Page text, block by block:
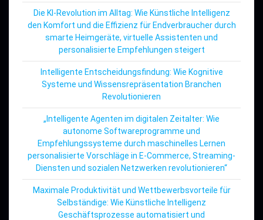
Die KI-Revolution im Alltag: Wie Künstliche Intelligenz
den Komfort und die Effizienz für Endverbraucher durch
smarte Heimgeräte, virtuelle Assistenten und
personalisierte Empfehlungen steigert
Intelligente Entscheidungsfindung: Wie Kognitive
Systeme und Wissensrepräsentation Branchen
Revolutionieren
„Intelligente Agenten im digitalen Zeitalter: Wie
autonome Softwareprogramme und
Empfehlungssysteme durch maschinelles Lernen
personalisierte Vorschläge in E-Commerce, Streaming-
Diensten und sozialen Netzwerken revolutionieren“
Maximale Produktivität und Wettbewerbsvorteile für
Selbständige: Wie Künstliche Intelligenz
Geschäftsprozesse automatisiert und